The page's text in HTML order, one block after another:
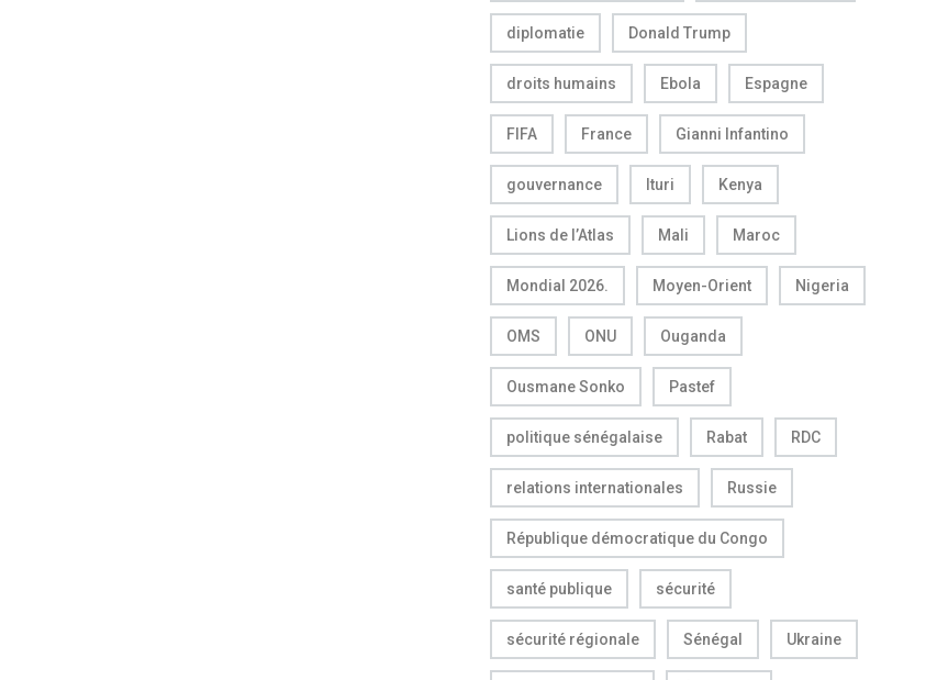
diplomatie Donald Trump
droits humains Ebola Espagne
FIFA France Gianni Infantino
gouvernance Ituri Kenya
Lions de l’Atlas Mali Maroc
Mondial 2026. Moyen-Orient Nigeria
OMS ONU Ouganda
Ousmane Sonko Pastef
politique sénégalaise Rabat RDC
relations internationales Russie
République démocratique du Congo
santé publique sécurité
sécurité régionale Sénégal Ukraine